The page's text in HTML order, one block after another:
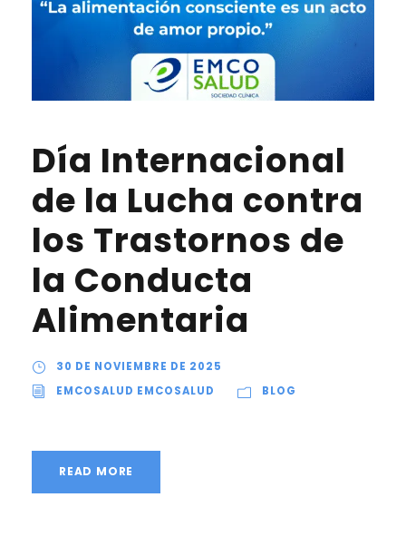
Día Internacional
de la Lucha contra
los Trastornos de
la Conducta
Alimentaria
30 DE NOVIEMBRE DE 2025
EMCOSALUD EMCOSALUD
BLOG
READ MORE